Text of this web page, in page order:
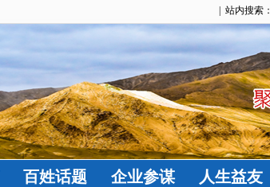
| 站内搜索：
百姓话题 企业参谋 人生益友